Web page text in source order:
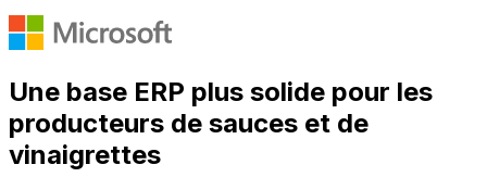
Une base ERP plus solide pour les
producteurs de sauces et de
vinaigrettes